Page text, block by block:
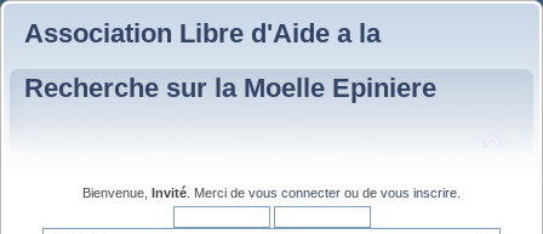
Association Libre d'Aide a la
Recherche sur la Moelle Epiniere
Bienvenue, Invité . Merci de vous connecter ou de vous inscrire